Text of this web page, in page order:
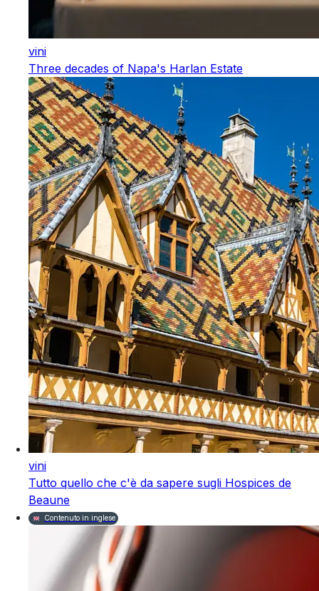
vini
Three decades of Napa's Harlan Estate
vini
Tutto quello che c'è da sapere sugli Hospices de
Beaune
Contenuto in inglese